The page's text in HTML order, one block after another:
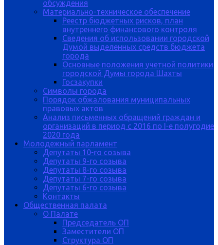
обсуждения
Материально-техническое обеспечение
Реестр бюджетных рисков, план
внутреннего финансового контроля
Сведения об использовании городской
Думой выделенных средств бюджета
города
Основные положения учетной политики
городской Думы города Шахты
Госзакупки
Символы города
Порядок обжалования муниципальных
правовых актов
Анализ письменных обращений граждан и
организаций в период с 2016 по I-е полугодие
2020 года
Молодежный парламент
Депутаты 10-го созыва
Депутаты 9-го созыва
Депутаты 8-го созыва
Депутаты 7-го созыва
Депутаты 6-го созыва
Контакты
Общественная палата
О Палате
Председатель ОП
Заместители ОП
Структура ОП